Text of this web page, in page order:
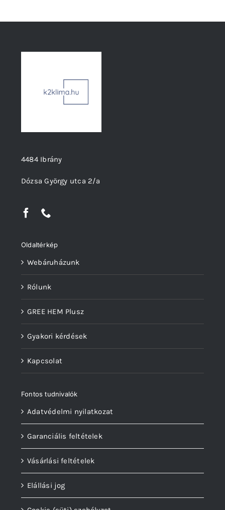
4484 Ibrány
Dózsa György utca 2/a
Oldaltérkép
Webáruházunk
Rólunk
GREE HEM Plusz
Gyakori kérdések
Kapcsolat
Fontos tudnivalók
Adatvédelmi nyilatkozat
Garanciális feltételek
Vásárlási feltételek
Elállási jog